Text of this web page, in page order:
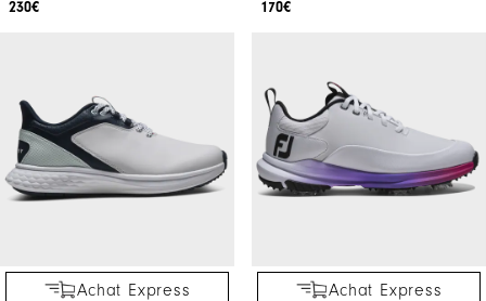
230€ 170€
Achat Express
Achat Express